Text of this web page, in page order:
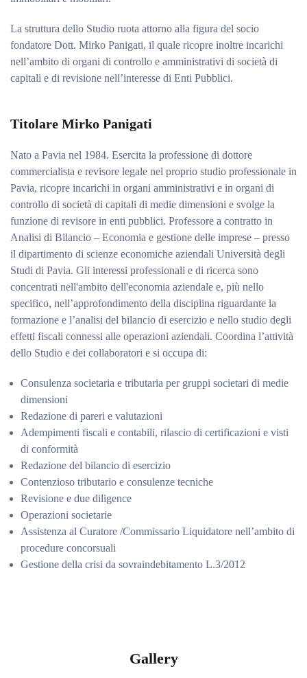
La struttura dello Studio ruota attorno alla figura del socio
fondatore Dott. Mirko Panigati, il quale ricopre inoltre incarichi
nell’ambito di organi di controllo e amministrativi di società di
capitali e di revisione nell’interesse di Enti Pubblici.
Titolare Mirko Panigati
Nato a Pavia nel 1984. Esercita la professione di dottore
commercialista e revisore legale nel proprio studio professionale in
Pavia, ricopre incarichi in organi amministrativi e in organi di
controllo di società di capitali di medie dimensioni e svolge la
funzione di revisore in enti pubblici. Professore a contratto in
Analisi di Bilancio – Economia e gestione delle imprese – presso
il dipartimento di scienze economiche aziendali Università degli
Studi di Pavia. Gli interessi professionali e di ricerca sono
concentrati nell'ambito dell'economia aziendale e, più nello
specifico, nell’approfondimento della disciplina riguardante la
formazione e l’analisi del bilancio di esercizio e nello studio degli
effetti fiscali connessi alle operazioni aziendali. Coordina l’attività
dello Studio e dei collaboratori e si occupa di:
Consulenza societaria e tributaria per gruppi societari di medie
dimensioni
Redazione di pareri e valutazioni
Adempimenti fiscali e contabili, rilascio di certificazioni e visti
di conformità
Redazione del bilancio di esercizio
Contenzioso tributario e consulenze tecniche
Revisione e due diligence
Operazioni societarie
Assistenza al Curatore /Commissario Liquidatore nell’ambito di
procedure concorsuali
Gestione della crisi da sovraindebitamento L.3/2012
Gallery